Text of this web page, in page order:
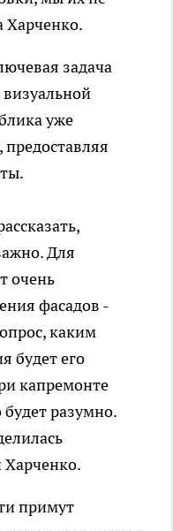
Харченко.
задача
уже
Для
очень
фасадов -
каким
будет его
капремонте
разумно.
примут